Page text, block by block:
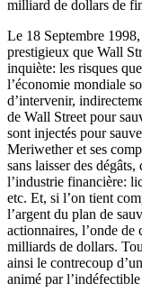
milliard de dollars de
Le 18 Septembre
prestigieux que Wall
inquiète: les risques
l’économie mondiale
d’intervenir,
de Wall Street pour
sont injectés pour
Meriwether et ses
sans laisser des
l’industrie financière:
etc. Et, si l’on tient
l’argent du plan de
actionnaires, l’onde
milliards de dollars.
ainsi le contrecoup
animé par